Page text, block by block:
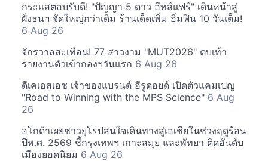
กระแสตอบรับดี! "ปัญญา 5 ดาว อีทส์แฟร์" เดินหน้าสู่
ฝั่งธนฯ จัดใหญ่กว่าเดิม ร้านเด็ดเพิ่ม อิ่มฟิน 10 วันเต็ม!
6 Aug 26
จักรวาลสะเทือน! 77 สาวงาม "MUT2026" ตบเท้า
รายงานตัวเข้ากองฯวันแรก 6 Aug 26
ดีเคเอสเอช เจ้าของแบรนด์ ฮีรูดอยด์ เปิดตัวแคมเปญ
"Road to Winning with the MPS Science" 6 Aug
26
อโกด้าเผยชาวยุโรปสนใจเดินทางสู่เอเชียในช่วงฤดูร้อน
ปีพ.ศ. 2569 ชี้กรุงเทพฯ เกาะสมุย และพัทยา ติดอันดับ
เมืองยอดนิยม 6 Aug 26